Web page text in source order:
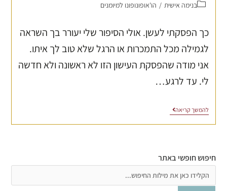
בנימה אישית / הו'אופונופונו למיומנים
כך הפסקתי לעשן. אולי הסיפור שלי יעורר בך השראה
לגמילה מכל התמכרות או הרגל שלא טוב לך איתו.
אני מודה שהפסקת העישון הזו לא ראשונה ולא חדשה
לי. עד לרגע…
להמשך קריאה
חיפוש חופשי באתר